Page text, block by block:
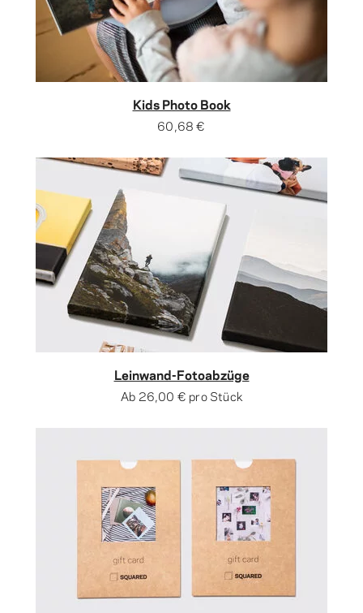
Kids Photo Book
60,68 €
Leinwand-Fotoabzüge
Ab 26,00 € pro Stück